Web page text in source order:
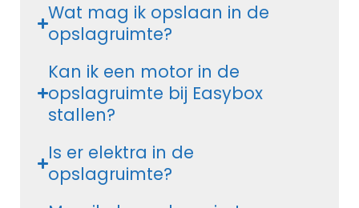
Wat mag ik opslaan in de
opslagruimte?
Kan ik een motor in de
opslagruimte bij Easybox
stallen?
Is er elektra in de
opslagruimte?